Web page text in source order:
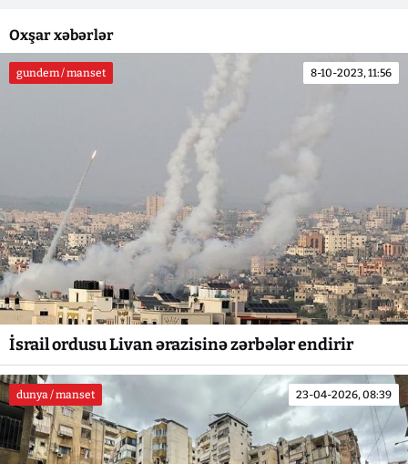
Oxşar xəbərlər
gundem / manset 8-10-2023, 11:56
İsrail ordusu Livan ərazisinə zərbələr endirir
dunya / manset 23-04-2026, 08:39